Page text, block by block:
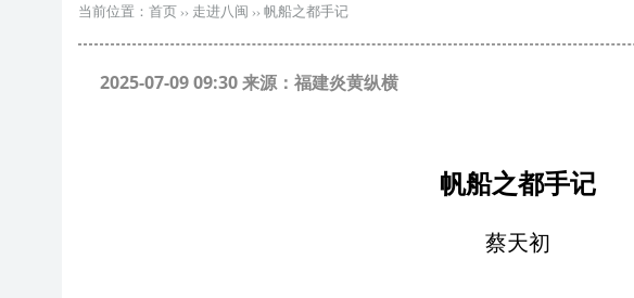
当前位置： 首页 ›› 走进八闽 ›› 帆船之都手记
2025-07-09 09:30 来源：福建炎黄纵横
帆船之都手记
蔡天初